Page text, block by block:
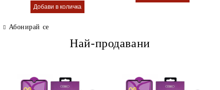
Абонирай се
Най-продавани